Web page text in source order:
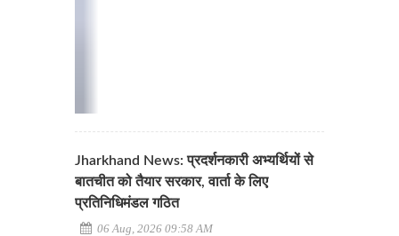
Jharkhand News: प्रदर्शनकारी अभ्यर्थियों से
बातचीत को तैयार सरकार, वार्ता के लिए
प्रतिनिधिमंडल गठित
06 Aug, 2026 09:58 AM